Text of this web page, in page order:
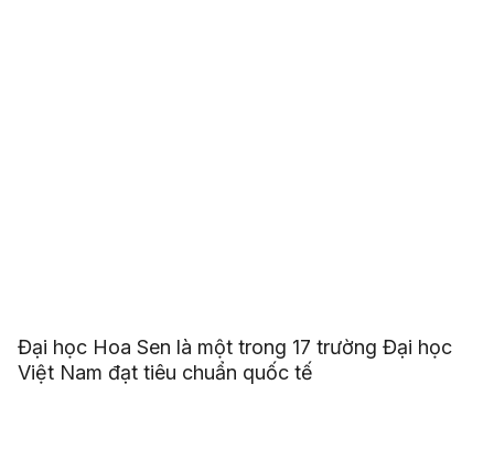
Đại học Hoa Sen là một trong 17 trường Đại học
Việt Nam đạt tiêu chuẩn quốc tế